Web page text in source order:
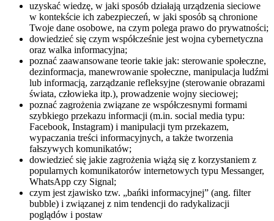
uzyskać wiedzę, w jaki sposób działają urządzenia sieciowe
w kontekście ich zabezpieczeń, w jaki sposób są chronione
Twoje dane osobowe, na czym polega prawo do prywatności;
dowiedzieć się czym współcześnie jest wojna cybernetyczna
oraz walka informacyjna;
poznać zaawansowane teorie takie jak: sterowanie społeczne,
dezinformacja, manewrowanie społeczne, manipulacja ludźmi
lub informacją, zarządzanie refleksyjne (sterowanie obrazami
świata, człowieka itp.), prowadzenie wojny sieciowej;
poznać zagrożenia związane ze współczesnymi formami
szybkiego przekazu informacji (m.in. social media typu:
Facebook, Instagram) i manipulacji tym przekazem,
wypaczania treści informacyjnych, a także tworzenia
fałszywych komunikatów;
dowiedzieć się jakie zagrożenia wiążą się z korzystaniem z
popularnych komunikatorów internetowych typu Messanger,
WhatsApp czy Signal;
czym jest zjawisko tzw. „bańki informacyjnej” (ang. filter
bubble) i związanej z nim tendencji do radykalizacji
poglądów i postaw